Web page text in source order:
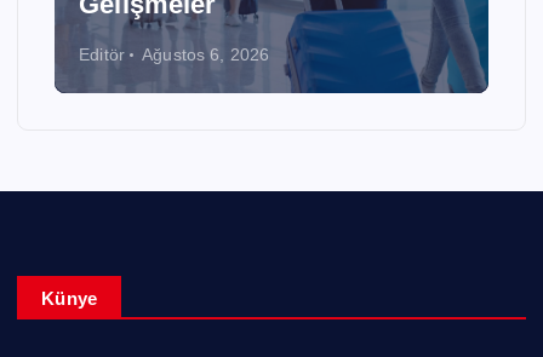
Editör Ağustos 6, 2026
Künye